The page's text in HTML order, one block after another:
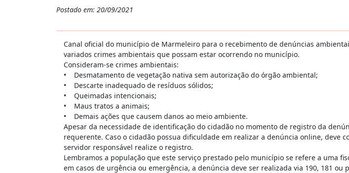
Postado em: 20/09/2021
Canal oficial do município de Marmeleiro para o recebimento de denúncias
variados crimes ambientais que possam estar ocorrendo no município.
Consideram-se crimes ambientais:
• Desmatamento de vegetação nativa sem autorização do órgão ambiental;
• Descarte inadequado de resíduos sólidos;
• Queimadas intencionais;
• Maus tratos a animais;
• Demais ações que causem danos ao meio ambiente.
Apesar da necessidade de identificação do cidadão no momento de registro da
requerente. Caso o cidadão possua dificuldade em realizar a denúncia online, deve
servidor responsável realize o registro.
Lembramos a população que este serviço prestado pelo município se refere a uma
em casos de urgência ou emergência, a denúncia deve ser realizada via 190, 181 ou